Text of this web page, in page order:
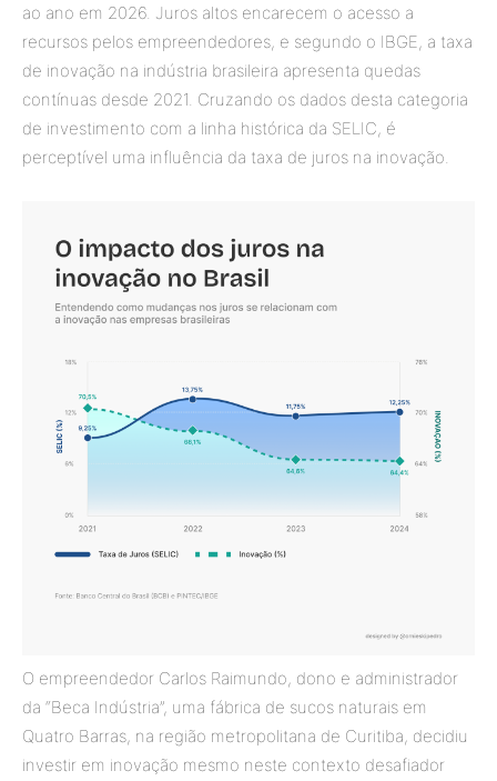
ao ano em 2026. Juros altos encarecem o acesso a
recursos pelos empreendedores, e segundo o IBGE, a taxa
de inovação na indústria brasileira apresenta quedas
contínuas desde 2021. Cruzando os dados desta categoria
de investimento com a linha histórica da SELIC, é
perceptível uma influência da taxa de juros na inovação.
O empreendedor Carlos Raimundo, dono e administrador
da “Beca Indústria”, uma fábrica de sucos naturais em
Quatro Barras, na região metropolitana de Curitiba, decidiu
investir em inovação mesmo neste contexto desafiador